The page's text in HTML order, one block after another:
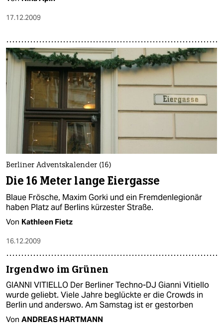
17.12.2009
Berliner Adventskalender (16)
Die 16 Meter lange Eiergasse
Blaue Frösche, Maxim Gorki und ein Fremdenlegionär
haben Platz auf Berlins kürzester Straße.
Von Kathleen Fietz
16.12.2009
Irgendwo im Grünen
GIANNI VITIELLO Der Berliner Techno-DJ Gianni Vitiello
wurde geliebt. Viele Jahre beglückte er die Crowds in
Berlin und anderswo. Am Samstag ist er gestorben
Von ANDREAS HARTMANN